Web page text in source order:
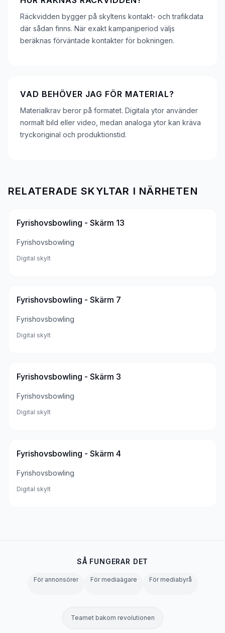
Räckvidden bygger på skyltens kontakt- och trafikdata
där sådan finns. När exakt kampanjperiod väljs
beräknas förväntade kontakter för bokningen.
VAD BEHÖVER JAG FÖR MATERIAL?
Materialkrav beror på formatet. Digitala ytor använder
normalt bild eller video, medan analoga ytor kan kräva
tryckoriginal och produktionstid.
RELATERADE SKYLTAR I NÄRHETEN
Fyrishovsbowling - Skärm 13
Fyrishovsbowling
Digital skylt
Fyrishovsbowling - Skärm 7
Fyrishovsbowling
Digital skylt
Fyrishovsbowling - Skärm 3
Fyrishovsbowling
Digital skylt
Fyrishovsbowling - Skärm 4
Fyrishovsbowling
Digital skylt
SÅ FUNGERAR DET
För annonsörer För mediaägare För mediabyrå
Teamet bakom revolutionen